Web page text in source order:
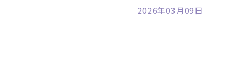
2026年03月09日